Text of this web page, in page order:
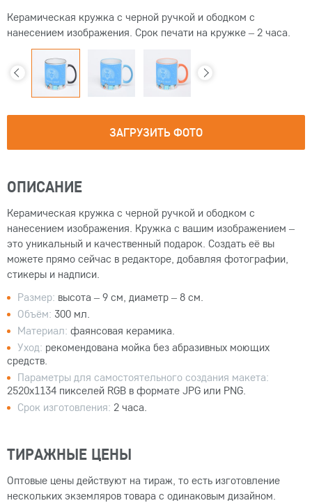
Керамическая кружка с черной ручкой и ободком с
нанесением изображения. Срок печати на кружке – 2 часа.
ЗАГРУЗИТЬ ФОТО
ОПИСАНИЕ
Керамическая кружка с черной ручкой и ободком с
нанесением изображения. Кружка с вашим изображением –
это уникальный и качественный подарок. Создать её вы
можете прямо сейчас в редакторе, добавляя фотографии,
стикеры и надписи.
Размер: высота – 9 см, диаметр – 8 см.
Объём: 300 мл.
Материал: фаянсовая керамика.
Уход: рекомендована мойка без абразивных моющих
средств.
Параметры для самостоятельного создания макета:
2520x1134 пикселей RGB в формате JPG или PNG.
Срок изготовления: 2 часа.
ТИРАЖНЫЕ ЦЕНЫ
Оптовые цены действуют на тираж, то есть изготовление
нескольких экземляров товара с одинаковым дизайном.